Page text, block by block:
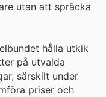
utan att spräcka
hålla utkik
på utvalda
särskilt under
priser och